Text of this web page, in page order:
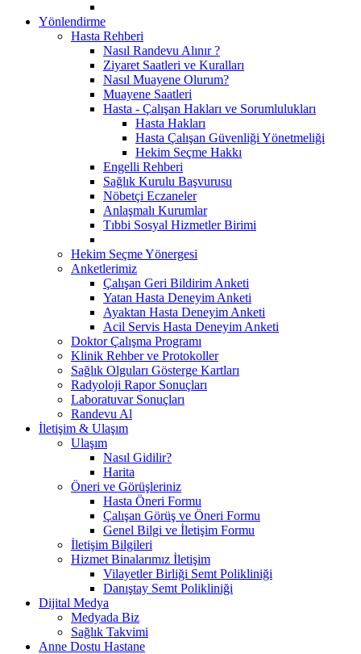
Yönlendirme
Hasta Rehberi
Nasıl Randevu Alınır ?
Ziyaret Saatleri ve Kuralları
Nasıl Muayene Olurum?
Muayene Saatleri
Hasta - Çalışan Hakları ve Sorumlulukları
Hasta Hakları
Hasta Çalışan Güvenliği Yönetmeliği
Hekim Seçme Hakkı
Engelli Rehberi
Sağlık Kurulu Başvurusu
Nöbetçi Eczaneler
Anlaşmalı Kurumlar
Tıbbi Sosyal Hizmetler Birimi
Hekim Seçme Yönergesi
Anketlerimiz
Çalışan Geri Bildirim Anketi
Yatan Hasta Deneyim Anketi
Ayaktan Hasta Deneyim Anketi
Acil Servis Hasta Deneyim Anketi
Doktor Çalışma Programı
Klinik Rehber ve Protokoller
Sağlık Olguları Gösterge Kartları
Radyoloji Rapor Sonuçları
Laboratuvar Sonuçları
Randevu Al
İletişim & Ulaşım
Ulaşım
Nasıl Gidilir?
Harita
Öneri ve Görüşleriniz
Hasta Öneri Formu
Çalışan Görüş ve Öneri Formu
Genel Bilgi ve İletişim Formu
İletişim Bilgileri
Hizmet Binalarımız İletişim
Vilayetler Birliği Semt Polikliniği
Danıştay Semt Polikliniği
Dijital Medya
Medyada Biz
Sağlık Takvimi
Anne Dostu Hastane